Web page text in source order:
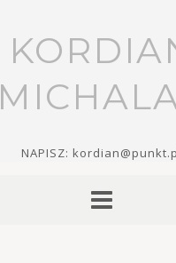
NAPISZ: